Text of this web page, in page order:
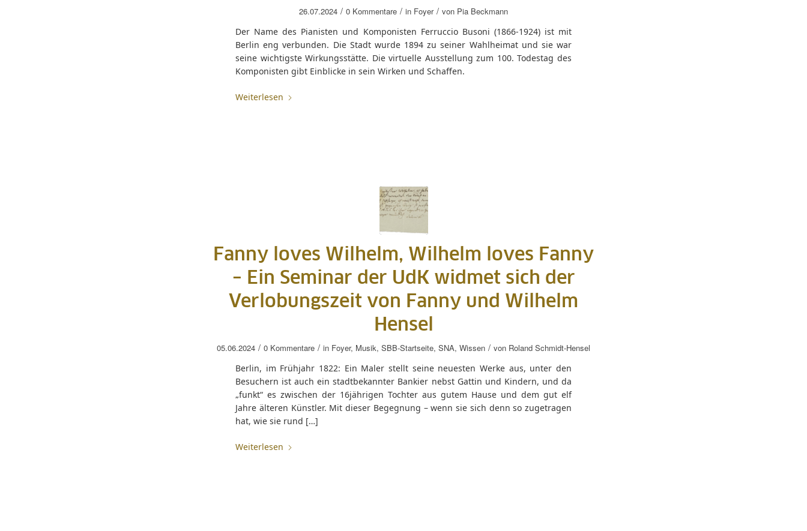
26.07.2024 / 0 Kommentare / in Foyer / von Pia Beckmann
Der Name des Pianisten und Komponisten Ferruccio Busoni (1866-1924) ist mit
Berlin eng verbunden. Die Stadt wurde 1894 zu seiner Wahlheimat und sie war
seine wichtigste Wirkungsstätte. Die virtuelle Ausstellung zum 100. Todestag des
Komponisten gibt Einblicke in sein Wirken und Schaffen.
Weiterlesen
Fanny loves Wilhelm, Wilhelm loves Fanny
– Ein Seminar der UdK widmet sich der
Verlobungszeit von Fanny und Wilhelm
Hensel
05.06.2024 / 0 Kommentare / in Foyer, Musik, SBB-Startseite, SNA, Wissen / von Roland Schmidt-Hensel
Berlin, im Frühjahr 1822: Ein Maler stellt seine neuesten Werke aus, unter den
Besuchern ist auch ein stadtbekannter Bankier nebst Gattin und Kindern, und da
„funkt“ es zwischen der 16jährigen Tochter aus gutem Hause und dem gut elf
Jahre älteren Künstler. Mit dieser Begegnung – wenn sie sich denn so zugetragen
hat, wie sie rund […]
Weiterlesen